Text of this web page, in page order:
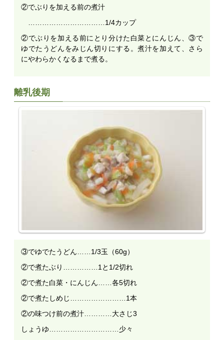
②でぶりを加える前の煮汁
……………………………1/4カップ
②でぶりを加える前にとり分けた白菜とにんじん、③で
ゆでたうどんをみじん切りにする。煮汁を加えて、さら
にやわらかくなるまで煮る。
離乳後期
③でゆでたうどん……1/3玉（60g）
②で煮たぶり……………1と1/2切れ
②で煮た白菜・にんじん……各5切れ
②で煮たしめじ……………………1本
②の味つけ前の煮汁…………大さじ3
しょうゆ…………………………少々